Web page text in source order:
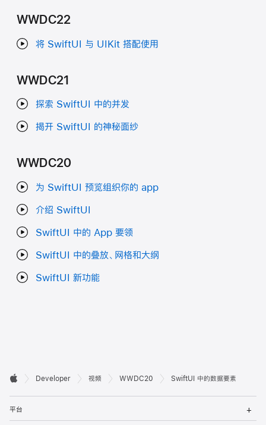
WWDC22
将 SwiftUI 与 UIKit 搭配使用
WWDC21
探索 SwiftUI 中的并发
揭开 SwiftUI 的神秘面纱
WWDC20
为 SwiftUI 预览组织你的 app
介绍 SwiftUI
SwiftUI 中的 App 要领
SwiftUI 中的叠放、网格和大纲
SwiftUI 新功能
开
发
者

Developer 视频 WWDC20 SwiftUI 中的数据要素
平台
菜